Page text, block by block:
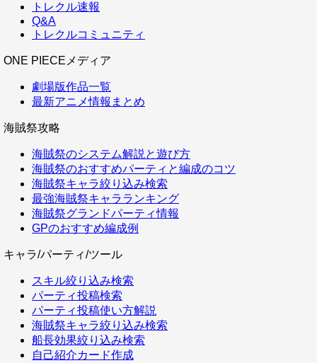
トレクル速報
Q&A
トレクルコミュニティ
ONE PIECEメディア
劇場版作品一覧
最新アニメ情報まとめ
海賊祭攻略
海賊祭のシステム解説と遊び方
海賊祭のおすすめパーティと編成のコツ
海賊祭キャラ絞り込み検索
最強海賊祭キャラランキング
海賊祭グランドパーティ情報
GPのおすすめ編成例
キャラ/パーティ/ツール
スキル絞り込み検索
パーティ投稿検索
パーティ投稿使い方解説
海賊祭キャラ絞り込み検索
船長効果絞り込み検索
自己紹介カード作成